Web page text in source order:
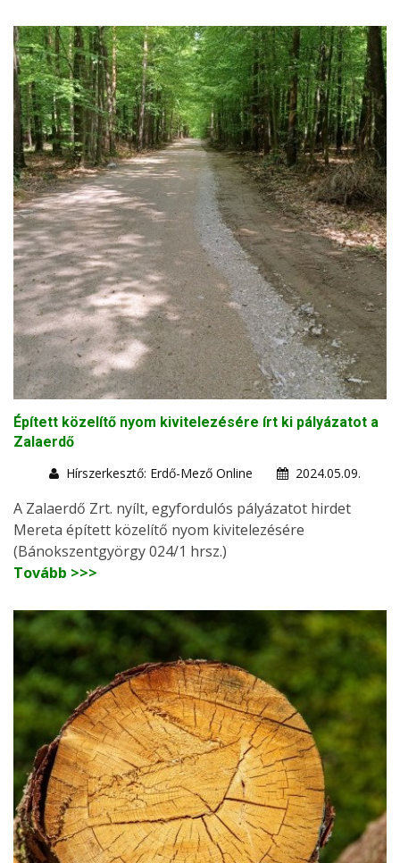
Épített közelítő nyom kivitelezésére írt ki pályázatot a
Zalaerdő
Hírszerkesztő: Erdő-Mező Online
2024.05.09.
A Zalaerdő Zrt. nyílt, egyfordulós pályázatot hirdet
Mereta épített közelítő nyom kivitelezésére
(Bánokszentgyörgy 024/1 hrsz.)
Tovább >>>